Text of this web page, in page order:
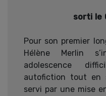
sorti le
Pour son premier
Hélène Merlin
adolescence
autofiction tout en
servi par une mise